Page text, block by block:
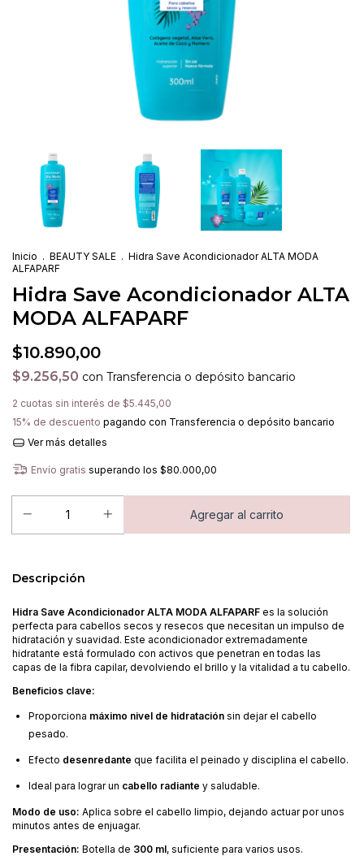
Inicio . BEAUTY SALE . Hidra Save Acondicionador ALTA MODA
ALFAPARF
Hidra Save Acondicionador ALTA
MODA ALFAPARF
$10.890,00
$9.256,50 con Transferencia o depósito bancario
2 cuotas sin interés de $5.445,00
15% de descuento pagando con Transferencia o depósito bancario
Ver más detalles
Envío gratis superando los $80.000,00
Descripción
Hidra Save Acondicionador ALTA MODA ALFAPARF es la solución
perfecta para cabellos secos y resecos que necesitan un impulso de
hidratación y suavidad. Este acondicionador extremadamente
hidratante está formulado con activos que penetran en todas las
capas de la fibra capilar, devolviendo el brillo y la vitalidad a tu cabello.
Beneficios clave:
Proporciona máximo nivel de hidratación sin dejar el cabello
pesado.
Efecto desenredante que facilita el peinado y disciplina el cabello.
Ideal para lograr un cabello radiante y saludable.
Modo de uso: Aplica sobre el cabello limpio, dejando actuar por unos
minutos antes de enjuagar.
Presentación: Botella de 300 ml, suficiente para varios usos.